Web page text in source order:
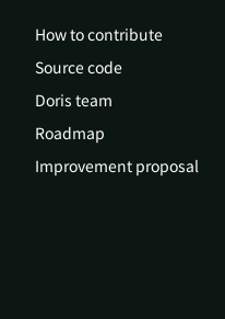
How to contribute
Source code
Doris team
Roadmap
Improvement proposal